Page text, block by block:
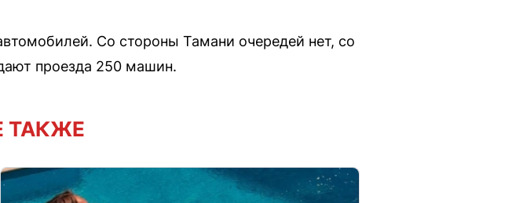
Со стороны Тамани очередей нет, со
проезда 250 машин.
ТАКЖЕ